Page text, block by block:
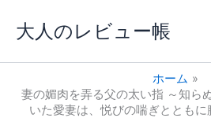
ス
大人のレビュー帳
ホーム
妻の媚肉を弄る父の太い指 ～知ら
いた愛妻は、悦びの喘ぎとともに